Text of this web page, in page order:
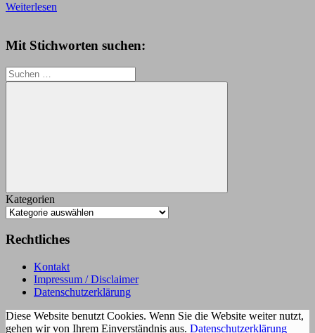
Weiterlesen
Mit Stichworten suchen:
Suchen
nach:
Suchen
Kategorien
Rechtliches
Kontakt
Impressum / Disclaimer
Datenschutzerklärung
Diese Website benutzt Cookies. Wenn Sie die Website weiter nutzt,
gehen wir von Ihrem Einverständnis aus. Datenschutzerklärung